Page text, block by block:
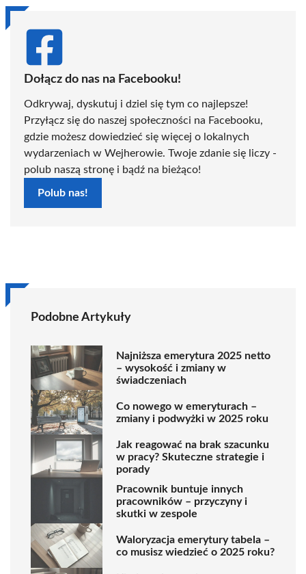
Dołącz do nas na Facebooku!
Odkrywaj, dyskutuj i dziel się tym co najlepsze!
Przyłącz się do naszej społeczności na Facebooku,
gdzie możesz dowiedzieć się więcej o lokalnych
wydarzeniach w Wejherowie. Twoje zdanie się liczy -
polub naszą stronę i bądź na bieżąco!
Polub nas!
Podobne Artykuły
Najniższa emerytura 2025 netto
– wysokość i zmiany w
świadczeniach
Co nowego w emeryturach –
zmiany i podwyżki w 2025 roku
Jak reagować na brak szacunku
w pracy? Skuteczne strategie i
porady
Pracownik buntuje innych
pracowników – przyczyny i
skutki w zespole
Waloryzacja emerytury tabela –
co musisz wiedzieć o 2025 roku?